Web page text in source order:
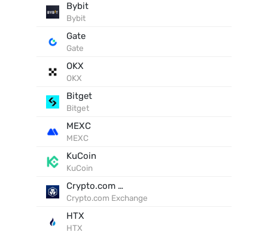
Bybit
Bybit
Gate
Gate
OKX
OKX
Bitget
Bitget
MEXC
MEXC
KuCoin
KuCoin
Crypto.com Exchange
Crypto.com Exchange
HTX
HTX